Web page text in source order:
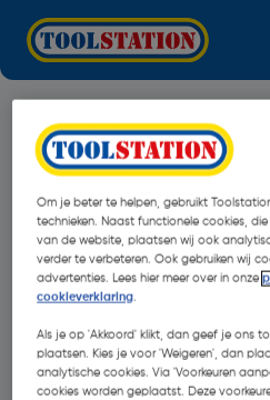
Om je beter te helpen, gebruikt
technieken. Naast functionele cookies,
van de website, plaatsen wij ook
verder te verbeteren. Ook gebruiken wij
advertenties. Lees hier meer over in onze
cookieverklaring.
Als je op 'Akkoord' klikt, dan geef je ons
plaatsen. Kies je voor 'Weigeren', dan
analytische cookies. Via 'Voorkeuren
cookies worden geplaatst. Deze